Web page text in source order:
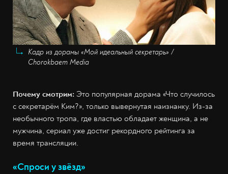
Кадр из дорамы «Мой идеальный секретарь» /
Chorokbaem Media
Почему смотрим: Это популярная дорама «Что случилось
с секретарём Ким?», только вывернутая наизнанку. Из-за
необычного тропа, где властью обладает женщина, а не
мужчина, сериал уже достиг рекордного рейтинга за
время трансляции.
«Спроси у звёзд»